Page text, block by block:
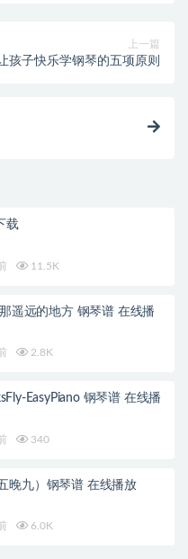
上一篇
孩子快乐学钢琴的五项原则
载
11.5K
遥远的地方 钢琴谱 在线播
2.8K
EasyPiano 钢琴谱 在线播
340
晚九）钢琴谱 在线播放
6.0K